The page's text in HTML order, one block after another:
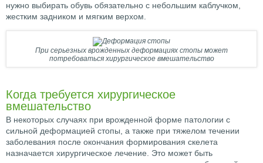
нужно выбирать обувь обязательно с небольшим каблучком,
жестким задником и мягким верхом.
При серьезных врожденных деформациях стопы может
потребоваться хирургическое вмешательство
Когда требуется хирургическое
вмешательство
В некоторых случаях при врожденной форме патологии с
сильной деформацией стопы, а также при тяжелом течении
заболевания после окончания формирования скелета
назначается хирургическое лечение. Это может быть